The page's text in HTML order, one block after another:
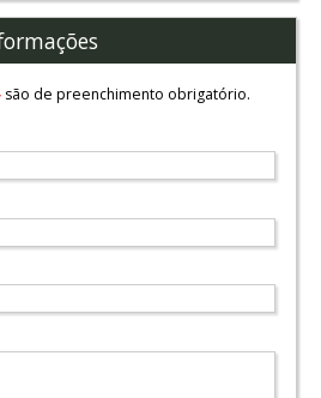
são de preenchimento obrigatório.